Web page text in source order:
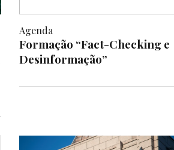
Agenda
Formação “Fact-Checking e
Desinformação”